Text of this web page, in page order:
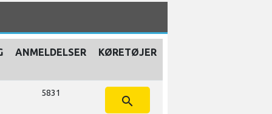
ANMELDELSER KØRETØJER
5831
search